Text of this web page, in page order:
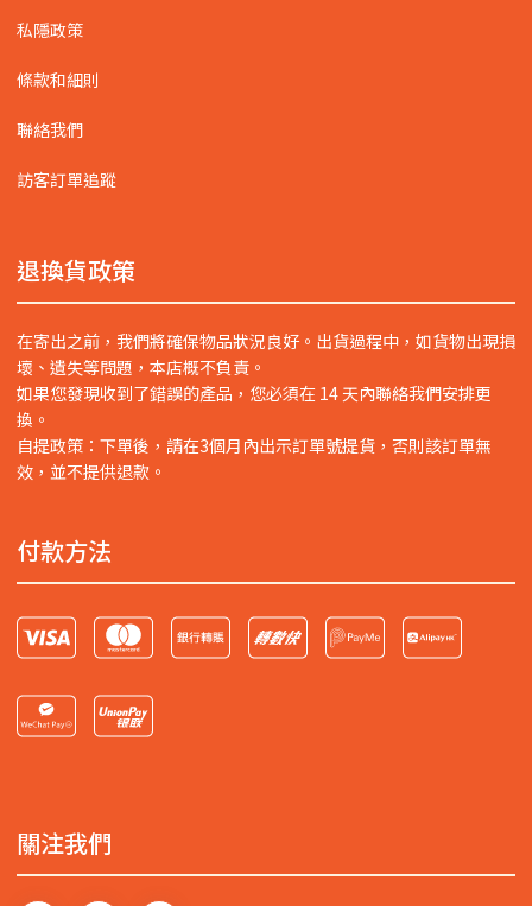
私隱政策
條款和細則
聯絡我們
訪客訂單追蹤
退換貨政策
在寄出之前，我們將確保物品狀況良好。出貨過程中，如貨物出現損
壞、遺失等問題，本店概不負責。
如果您發現收到了錯誤的產品，您必須在 14 天內聯絡我們安排更
換。
自提政策：下單後，請在3個月內出示訂單號提貨，否則該訂單無
效，並不提供退款。
付款方法
關注我們